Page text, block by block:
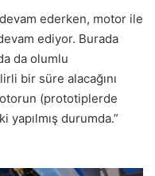
ederken, motor ile
ediyor. Burada
da olumlu
bir süre alacağını
(prototiplerde
yapılmış durumda.”